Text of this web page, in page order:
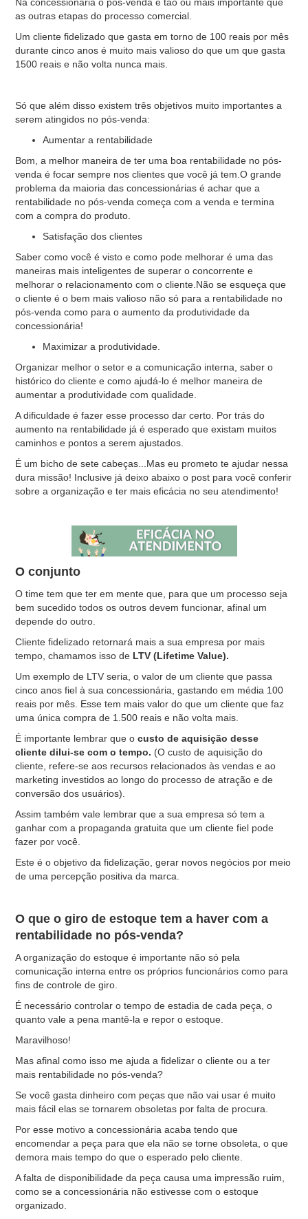
as outras etapas do processo comercial.
Um cliente fidelizado que gasta em torno de 100 reais por mês
durante cinco anos é muito mais valioso do que um que gasta
1500 reais e não volta nunca mais.
Só que além disso existem três objetivos muito importantes a
serem atingidos no pós-venda:
Aumentar a rentabilidade
Bom, a melhor maneira de ter uma boa rentabilidade no pós-
venda é focar sempre nos clientes que você já tem.O grande
problema da maioria das concessionárias é achar que a
rentabilidade no pós-venda começa com a venda e termina
com a compra do produto.
Satisfação dos clientes
Saber como você é visto e como pode melhorar é uma das
maneiras mais inteligentes de superar o concorrente e
melhorar o relacionamento com o cliente.Não se esqueça que
o cliente é o bem mais valioso não só para a rentabilidade no
pós-venda como para o aumento da produtividade da
concessionária!
Maximizar a produtividade.
Organizar melhor o setor e a comunicação interna, saber o
histórico do cliente e como ajudá-lo é melhor maneira de
aumentar a produtividade com qualidade.
A dificuldade é fazer esse processo dar certo. Por trás do
aumento na rentabilidade já é esperado que existam muitos
caminhos e pontos a serem ajustados.
É um bicho de sete cabeças...Mas eu prometo te ajudar nessa
dura missão! Inclusive já deixo abaixo o post para você conferir
sobre a organização e ter mais eficácia no seu atendimento!
O conjunto
O time tem que ter em mente que, para que um processo seja
bem sucedido todos os outros devem funcionar, afinal um
depende do outro.
Cliente fidelizado retornará mais a sua empresa por mais
tempo, chamamos isso de LTV (Lifetime Value).
Um exemplo de LTV seria, o valor de um cliente que passa
cinco anos fiel à sua concessionária, gastando em média 100
reais por mês. Esse tem mais valor do que um cliente que faz
uma única compra de 1.500 reais e não volta mais.
É importante lembrar que ocusto de aquisição desse
cliente dilui-se com o tempo. (O custo de aquisição do
cliente, refere-se aos recursos relacionados às vendas e ao
marketing investidos ao longo do processo de atração e de
conversão dos usuários).
Assim também vale lembrar que a sua empresa só tem a
ganhar com a propaganda gratuita que um cliente fiel pode
fazer por você.
Este é o objetivo da fidelização, gerar novos negócios por meio
de uma percepção positiva da marca.
O que o giro de estoque tem a haver com a
rentabilidade no pós-venda?
A organização do estoque é importante não só pela
comunicação interna entre os próprios funcionários como para
fins de controle de giro.
É necessário controlar o tempo de estadia de cada peça, o
quanto vale a pena mantê-la e repor o estoque.
Maravilhoso!
Mas afinal como isso me ajuda a fidelizar o cliente ou a ter
mais rentabilidade no pós-venda?
Se você gasta dinheiro com peças que não vai usar é muito
mais fácil elas se tornarem obsoletas por falta de procura.
Por esse motivo a concessionária acaba tendo que
encomendar a peça para que ela não se torne obsoleta, o que
demora mais tempo do que o esperado pelo cliente.
A falta de disponibilidade da peça causa uma impressão ruim,
como se a concessionária não estivesse com o estoque
organizado.